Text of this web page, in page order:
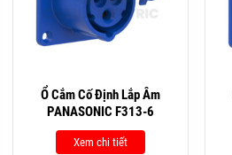
Ổ Cắm Cố Định Lắp Âm
PANASONIC F313-6
Xem chi tiết